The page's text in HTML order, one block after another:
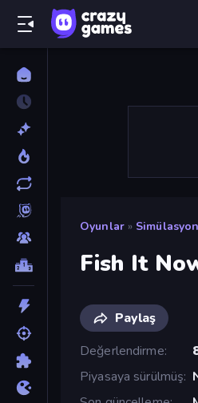
Oyunlar » Simülasyon
Fish It
Paylaş
Değerlendirme
Piyasaya sürülmüş